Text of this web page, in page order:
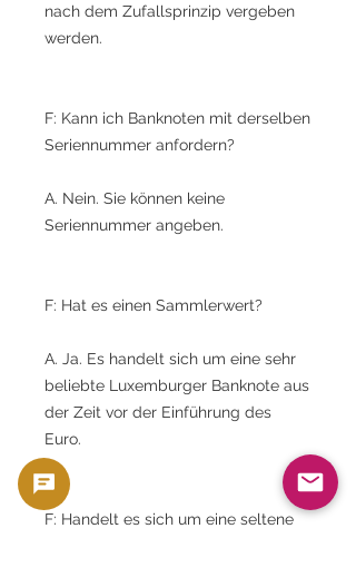
nach dem Zufallsprinzip vergeben
werden.
F: Kann ich Banknoten mit derselben
Seriennummer anfordern?
A. Nein. Sie können keine
Seriennummer angeben.
F: Hat es einen Sammlerwert?
A. Ja. Es handelt sich um eine sehr
beliebte Luxemburger Banknote aus
der Zeit vor der Einführung des
Euro.
F: Handelt es sich um eine seltene